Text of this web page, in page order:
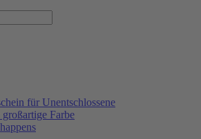
für Unentschlossene
großartige Farbe